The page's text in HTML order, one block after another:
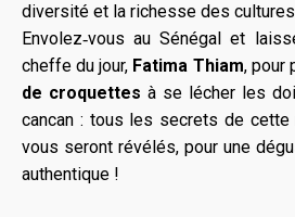
diversité et la richesse des
Envolez‑vous au Sénégal et
cheffe du jour, Fatima Thiam, pour
de croquettes à se lécher les
cancan : tous les secrets de cette
vous seront révélés, pour une
authentique !